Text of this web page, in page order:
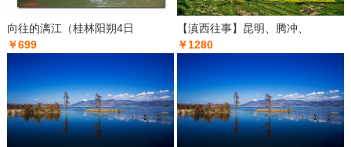
向往的漓江（桂林阳朔4日
￥699
【滇西往事】昆明、腾冲、
￥1280